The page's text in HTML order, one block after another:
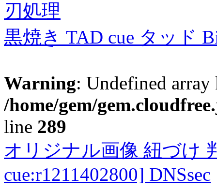
刃処理
黒焼き TAD cue タッド
Warning: Undefined
/home/gem/
line 289
オリジナル画像 紐づけ
cue:r1211402800] DNSsec